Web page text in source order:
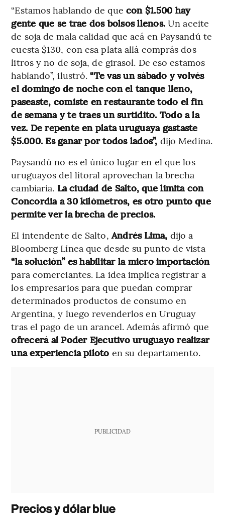
“Estamos hablando de que con $1.500 hay
gente que se trae dos bolsos llenos. Un aceite
de soja de mala calidad que acá en Paysandú te
cuesta $130, con esa plata allá comprás dos
litros y no de soja, de girasol. De eso estamos
hablando”, ilustró.“Te vas un sábado y volvés
el domingo de noche con el tanque lleno,
paseaste, comiste en restaurante todo el fin
de semana y te traes un surtidito. Todo a la
vez. De repente en plata uruguaya gastaste
$5.000. Es ganar por todos lados”, dijo Medina.
Paysandú no es el único lugar en el que los
uruguayos del litoral aprovechan la brecha
cambiaria. La ciudad de Salto, que limita con
Concordia a 30 kilómetros, es otro punto que
permite ver la brecha de precios.
El intendente de Salto,Andrés Lima, dijo a
Bloomberg Línea que desde su punto de vista
“la solución” es habilitar la micro importación
para comerciantes. La idea implica registrar a
los empresarios para que puedan comprar
determinados productos de consumo en
Argentina, y luego revenderlos en Uruguay
tras el pago de un arancel. Además afirmó que
ofrecerá al Poder Ejecutivo uruguayo realizar
una experiencia piloto en su departamento.
PUBLICIDAD
Precios y dólar blue